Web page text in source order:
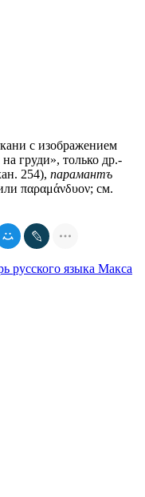
с изображением
груди», только др.-
254), парамантъ
παραμάνδυον; см.
русского языка Макса